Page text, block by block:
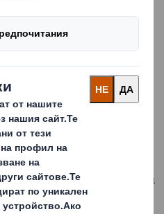
защита на продукта
щайги с 1
продажбите с над 20%
дизайн. Уникално
позициониране на бранда
в магазинната мрежа.